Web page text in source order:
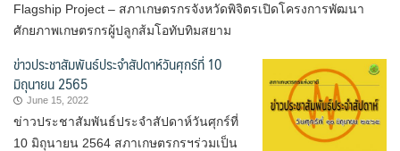
Search
for:
Flagship Project – สภาเกษตรกรจังหวัดพิจิตรเปิดโครงการพัฒนา
ศักยภาพเกษตรกรผู้ปลูกส้มโอทับทิมสยาม
ข่าวประชาสัมพันธ์ประจำสัปดาห์วันศุกร์ที่ 10
มิถุนายน 2565
June 15, 2022
ข่าวประชาสัมพันธ์ประจำสัปดาห์วันศุกร์ที่
10 มิถุนายน 2564 สภาเกษตรกรฯร่วมเป็น